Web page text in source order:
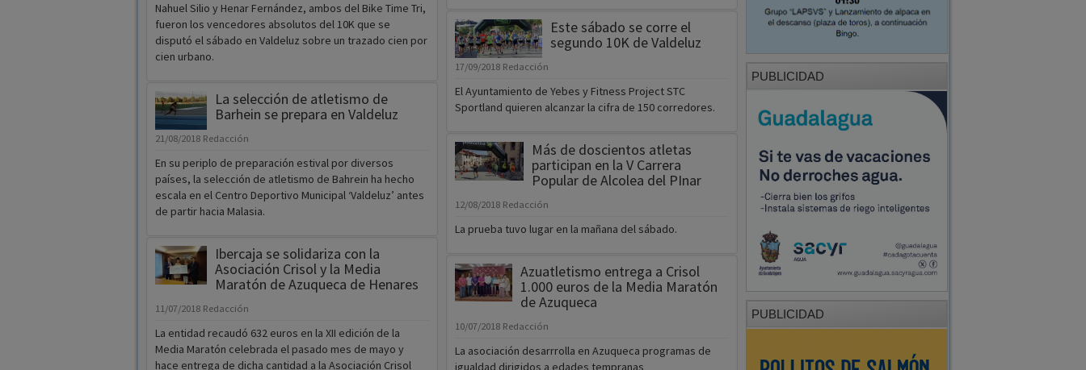
Nahuel Silio y Henar Fernández, ambos del Bike Time Tri,
fueron los vencedores absolutos del 10K que se
disputó el sábado en Valdeluz sobre un trazado cien por
cien urbano.
La selección de atletismo de
Barhein se prepara en Valdeluz
21/08/2018 Redacción
En su periplo de preparación estival por diversos
países, la selección de atletismo de Bahrein ha hecho
escala en el Centro Deportivo Municipal ‘Valdeluz’ antes
de partir hacia Malasia.
Ibercaja se solidariza con la
Asociación Crisol y la Media
Maratón de Azuqueca de Henares
11/07/2018 Redacción
La entidad recaudó 632 euros en la XII edición de la
Media Maratón celebrada el pasado mes de mayo y
hace entrega de dicha cantidad a la Asociación Crisol
Este sábado se corre el
segundo 10K de Valdeluz
17/09/2018 Redacción
El Ayuntamiento de Yebes y Fitness Project STC
Sportland quieren alcanzar la cifra de 150 corredores.
Más de doscientos atletas
participan en la V Carrera
Popular de Alcolea del PInar
12/08/2018 Redacción
La prueba tuvo lugar en la mañana del sábado.
Azuatletismo entrega a Crisol
1.000 euros de la Media Maratón
de Azuqueca
10/07/2018 Redacción
La asociación desarrrolla en Azuqueca programas de
igualdad dirigidos a edades tempranas
PUBLICIDAD
PUBLICIDAD